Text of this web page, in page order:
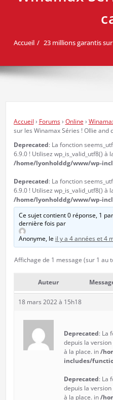
Accueil 23 millions garantis
Accueil › Forums › Online ›
sur les Winamax Séries ! Ollie and
Deprecated: La fonction
6.9.0 ! Utilisez wp_is_valid_utf8() à
/home/lyonholddg/www/wp-
Deprecated: La fonction
6.9.0 ! Utilisez wp_is_valid_utf8() à
/home/lyonholddg/www/wp-
Ce sujet contient 0 réponse, 1
dernière fois par
Anonyme, le il y a 4 années et 4
Affichage de 1 message (sur 1 au
Auteur
18 mars 2022 à 15h18
Deprecated: La
depuis la version
à la place. in/
includes/
Deprecated: La
depuis la version
à la place. in/